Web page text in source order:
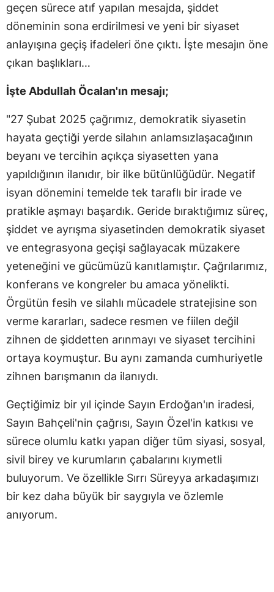
geçen sürece atıf yapılan mesajda, şiddet
döneminin sona erdirilmesi ve yeni bir siyaset
anlayışına geçiş ifadeleri öne çıktı. İşte mesajın öne
çıkan başlıkları…
İşte Abdullah Öcalan'ın mesajı;
"27 Şubat 2025 çağrımız, demokratik siyasetin
hayata geçtiği yerde silahın anlamsızlaşacağının
beyanı ve tercihin açıkça siyasetten yana
yapıldığının ilanıdır, bir ilke bütünlüğüdür. Negatif
isyan dönemini temelde tek taraflı bir irade ve
pratikle aşmayı başardık. Geride bıraktığımız süreç,
şiddet ve ayrışma siyasetinden demokratik siyaset
ve entegrasyona geçişi sağlayacak müzakere
yeteneğini ve gücümüzü kanıtlamıştır. Çağrılarımız,
konferans ve kongreler bu amaca yönelikti.
Örgütün fesih ve silahlı mücadele stratejisine son
verme kararları, sadece resmen ve fiilen değil
zihnen de şiddetten arınmayı ve siyaset tercihini
ortaya koymuştur. Bu aynı zamanda cumhuriyetle
zihnen barışmanın da ilanıydı.
Geçtiğimiz bir yıl içinde Sayın Erdoğan'ın iradesi,
Sayın Bahçeli'nin çağrısı, Sayın Özel'in katkısı ve
sürece olumlu katkı yapan diğer tüm siyasi, sosyal,
sivil birey ve kurumların çabalarını kıymetli
buluyorum. Ve özellikle Sırrı Süreyya arkadaşımızı
bir kez daha büyük bir saygıyla ve özlemle
anıyorum.